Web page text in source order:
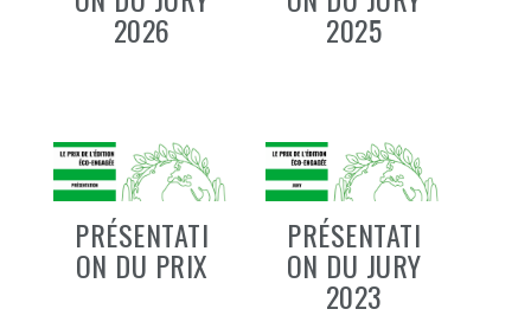
2026 2025
PRÉSENTATI
ON DU PRIX
PRÉSENTATI
ON DU JURY
2023